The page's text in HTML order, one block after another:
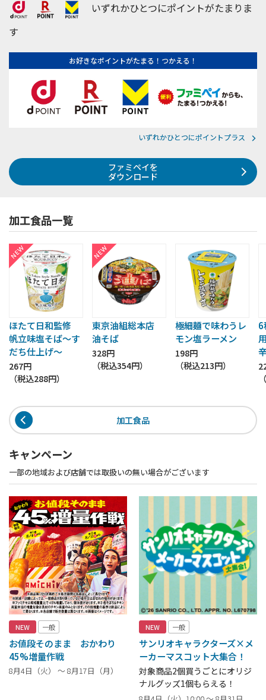
いずれかひとつにポイントがたまりま
す
お好きなポイントがたまる！つかえる！
いずれかひとつにポイントプラス
ファミペイを
ダウンロード
加工食品一覧
ほたて日和監修
帆立味塩そば～す
だち仕上げ～
267円
（税込288円）
東京油組総本店
油そば
328円
（税込354円）
極細麺で味わうレ
モン塩ラーメン
198円
（税込213円）
6
加工食品
キャンペーン
一部の地域および店舗では取扱いの無い場合がございます
NEW 一般
お値段そのまま おかわり
45%増量作戦
8月4日（火） ～ 8月17日（月）
NEW 一般
サンリオキャラクターズ×メ
ーカーマスコット大集合！
対象商品2個買うごとにオリジ
ナルグッズ1個もらえる！